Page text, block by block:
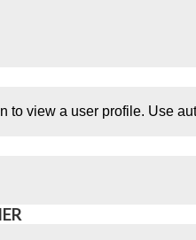
to view a user profile. Use